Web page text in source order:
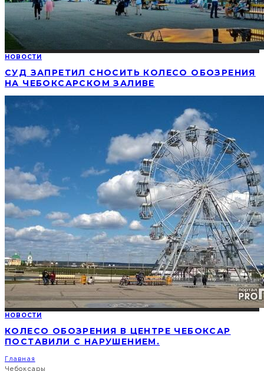
НОВОСТИ
СУД ЗАПРЕТИЛ СНОСИТЬ КОЛЕСО ОБОЗРЕНИЯ
НА ЧЕБОКСАРСКОМ ЗАЛИВЕ
НОВОСТИ
КОЛЕСО ОБОЗРЕНИЯ В ЦЕНТРЕ ЧЕБОКСАР
ПОСТАВИЛИ С НАРУШЕНИЕМ.
Главная
Чебоксары